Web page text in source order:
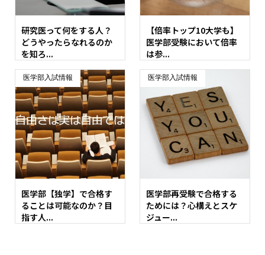
研究医って何をする人？
どうやったらなれるのか
を知ろ...
【倍率トップ10大学も】
医学部受験において倍率
は参...
医学部入試情報
医学部【独学】で合格す
ることは可能なのか？目
指す人...
医学部入試情報
医学部再受験で合格する
ためには？心構えとスケ
ジュー...